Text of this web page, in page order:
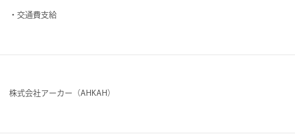
・交通費支給
株式会社アーカー（AHKAH）